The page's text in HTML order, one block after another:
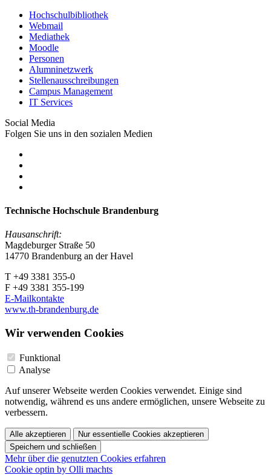
Hochschulbibliothek
Webmail
Mediathek
Moodle
Personen
Alumninetzwerk
Stellenausschreibungen
Campus Management
IT Services
Social Media
Folgen Sie uns in den sozialen Medien
Technische Hochschule Brandenburg
Hausanschrift:
Magdeburger Straße 50
14770 Brandenburg an der Havel
T +49 3381 355-0
F +49 3381 355-199
E-Mailkontakte
www.th-brandenburg.de
Wir verwenden Cookies
Funktional
Analyse
Auf unserer Webseite werden Cookies verwendet. Einige sind
notwendig, während es uns andere ermöglichen, unsere Webseite zu
verbessern.
Alle akzeptieren
Nur essentielle Cookies akzeptieren
Speichern und schließen
Mehr über die genutzten Cookies erfahren
Cookie optin by Olli machts